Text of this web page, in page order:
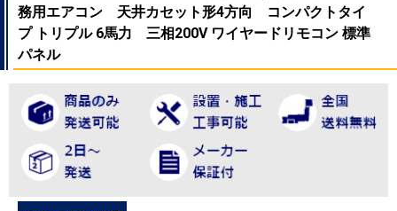
務用エアコン 天井カセット形4方向 コンパクトタイ
プ トリプル 6馬力 三相200V ワイヤードリモコン 標準
パネル